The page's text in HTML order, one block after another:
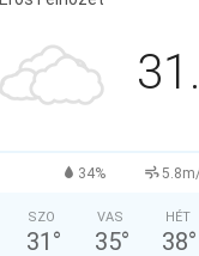
34%
SZO
31 °
VAS
35°
HÉT
38°